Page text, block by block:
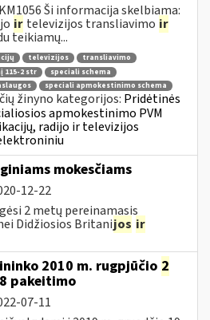
Ši informacija skelbiama:
ir televizijos transliavimo ir
teikiamų...
televizijos
transliavimo
115-2 str
speciali schema
speciali apmokestinimo schema
žinyno kategorijos: Pridėtinės
apmokestinimo PVM
radijo ir televizijos
mokesčiams
12-22
2 metų pereinamasis
Didžiosios Britanijos ir
2010 m. rugpjūčio 2
pakeitimo
07-11